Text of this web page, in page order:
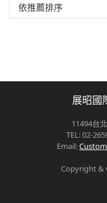
依推薦排序
展昭國
11494台
TEL: 02-
Email:
Copyright &